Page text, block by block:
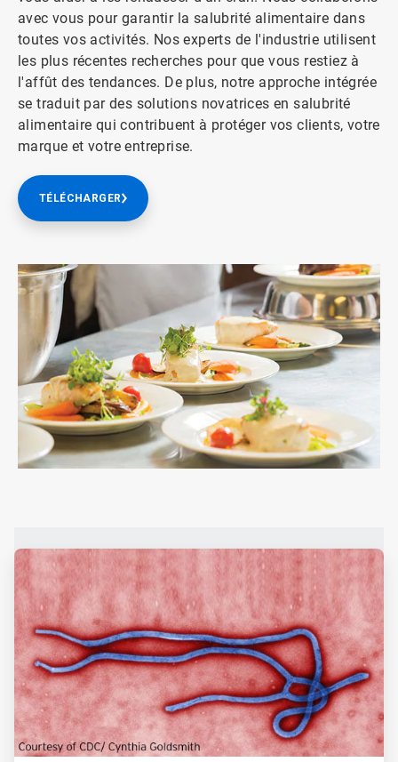
avec vous pour garantir la salubrité alimentaire dans
toutes vos activités. Nos experts de l'industrie utilisent
les plus récentes recherches pour que vous restiez à
l'affût des tendances. De plus, notre approche intégrée
se traduit par des solutions novatrices en salubrité
alimentaire qui contribuent à protéger vos clients, votre
marque et votre entreprise.
TÉLÉCHARGER
ArticleTile
de
2